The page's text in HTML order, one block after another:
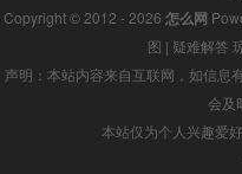
Copyright © 2012 - 2026 怎么网
图 | 疑难解答
声明：本站内容来自互联网，如信息
会及
本站仅为个人兴趣爱